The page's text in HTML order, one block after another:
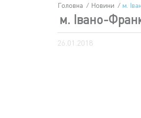
Головна Новини м.
м. Івано-
26.01.2018